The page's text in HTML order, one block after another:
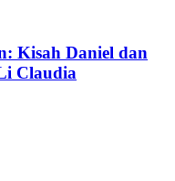
Kisah Daniel dan
Claudia